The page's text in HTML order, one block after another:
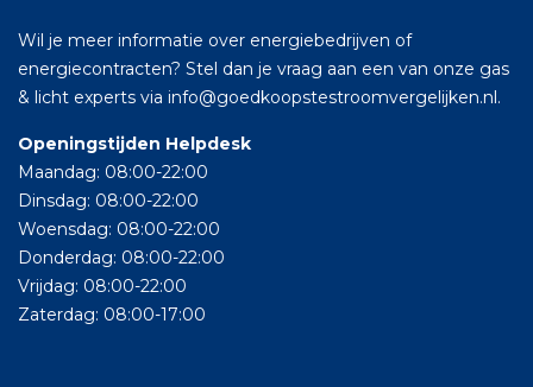
Wil je meer informatie over energiebedrijven of
energiecontracten? Stel dan je vraag aan een van onze gas
& licht experts via info@goedkoopstestroomvergelijken.nl.
Openingstijden Helpdesk
Maandag: 08:00-22:00
Dinsdag: 08:00-22:00
Woensdag: 08:00-22:00
Donderdag: 08:00-22:00
Vrijdag: 08:00-22:00
Zaterdag: 08:00-17:00